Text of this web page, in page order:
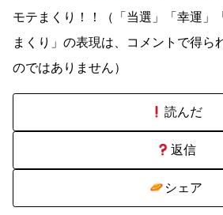
モテまくり！！（「当選」「幸運」
まくり」の表現は、コメントで得ら
のではありません）
読んだ
返信
シェア